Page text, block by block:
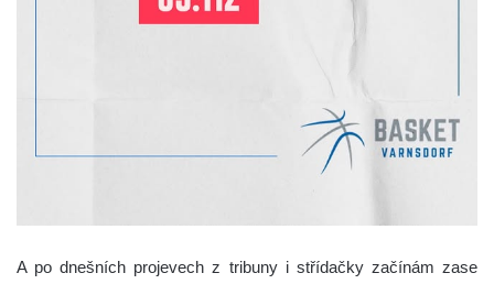
A po dnešních projevech z tribuny i střídačky začínám zase